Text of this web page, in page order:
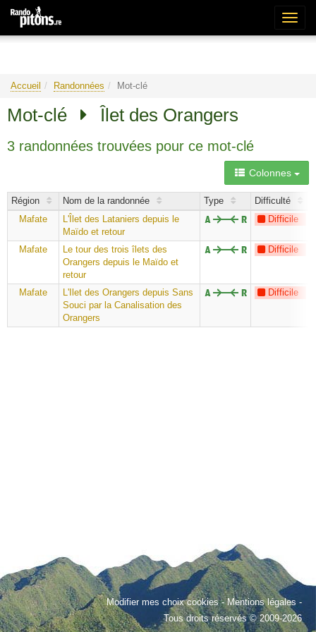
Accueil Randonnées Mot-clé
Mot-clé Îlet des Orangers
3 randonnées trouvées pour ce mot-clé
Colonnes
Région Nom de la randonnée Type Difficulté
Mafate
L'Îlet des Lataniers depuis le
Maïdo et retour
Difficile
Mafate
Le tour des trois îlets des
Orangers depuis le Maïdo et
retour
Difficile
Mafate
L'Ilet des Orangers depuis Sans
Souci par la Canalisation des
Orangers
Difficile
Modifier mes choix cookies-Mentions légales -
Tous droits réservés © 2009-2026